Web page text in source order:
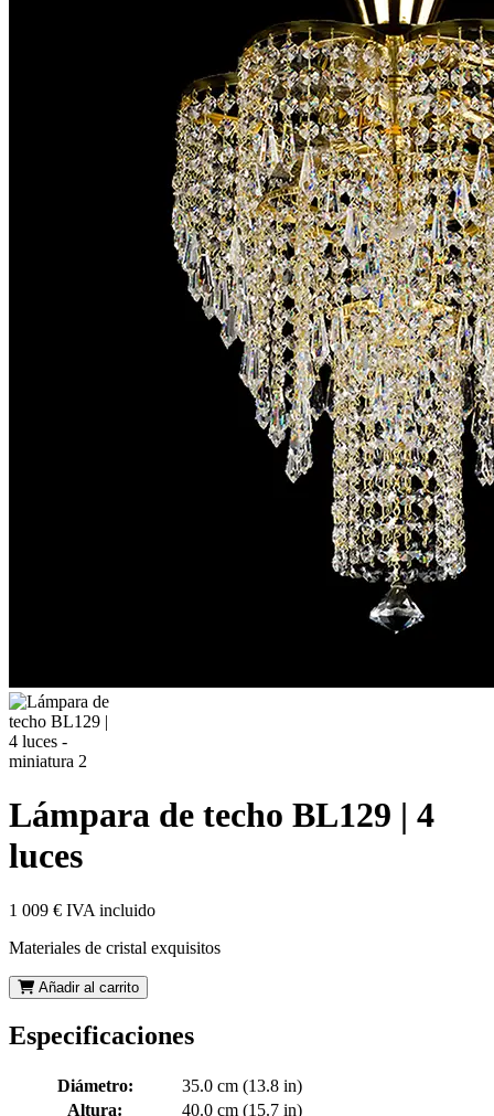
Lámpara de techo BL129 | 4
luces
1 009 € IVA incluido
Materiales de cristal exquisitos
Añadir al carrito
Especificaciones
Diámetro:
35.0 cm (13.8 in)
Altura:
40.0 cm (15.7 in)